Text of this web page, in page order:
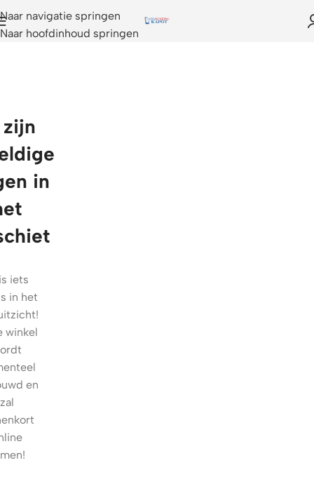
Naar navigatie springen
Naar hoofdinhoud springen
in
iets
in het
winkel
en
zal